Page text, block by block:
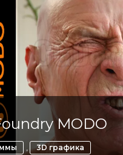
MODO
, 3D графика